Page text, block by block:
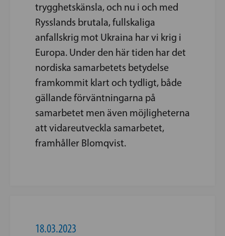
trygghetskänsla, och nu i och med
Rysslands brutala, fullskaliga
anfallskrig mot Ukraina har vi krig i
Europa. Under den här tiden har det
nordiska samarbetets betydelse
framkommit klart och tydligt, både
gällande förväntningarna på
samarbetet men även möjligheterna
att vidareutveckla samarbetet,
framhåller Blomqvist.
18.03.2023